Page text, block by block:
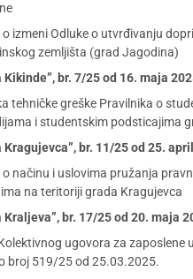
o izmeni Odluke o utvrđivanju
zemljišta (grad Jagodina)
Kikinde”, br. 7/25 od 16. maja
tehničke greške Pravilnika o
i studentskim podsticajima
Kragujevca”, br. 11/25 od 25.
o načinu i uslovima pružanja
na teritoriji grada Kragujevca
Kraljeva”, br. 17/25 od 20. maja
ugovora za zaposlene
broj 519/25 od 25.03.2025.